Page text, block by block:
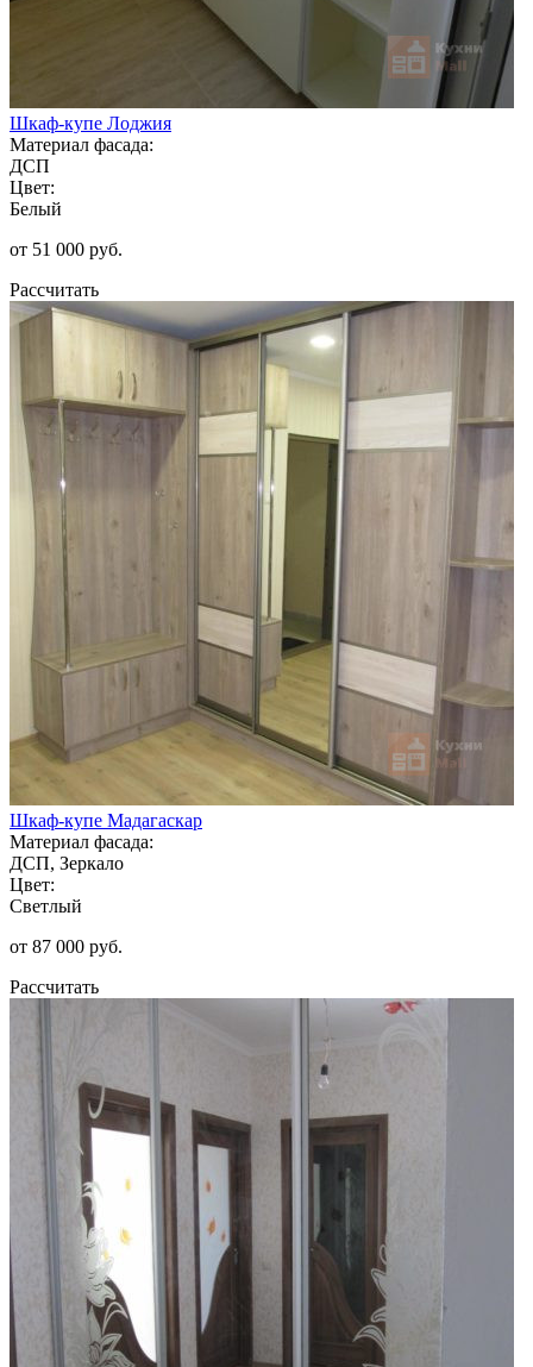
Шкаф-купе Лоджия
Материал фасада:
ДСП
Цвет:
Белый
от 51 000 руб.
Рассчитать
Шкаф-купе Мадагаскар
Материал фасада:
ДСП, Зеркало
Цвет:
Светлый
от 87 000 руб.
Рассчитать